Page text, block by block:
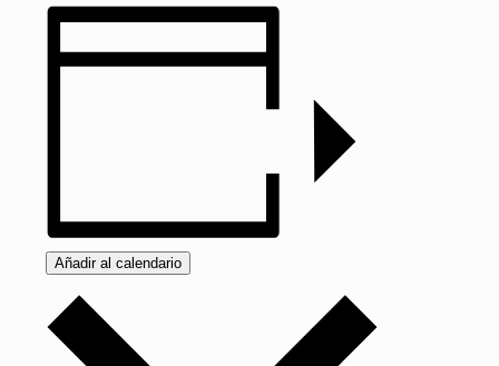
Añadir al calendario